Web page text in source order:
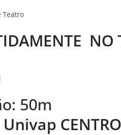
Teatro
NO
50m
CENTRO